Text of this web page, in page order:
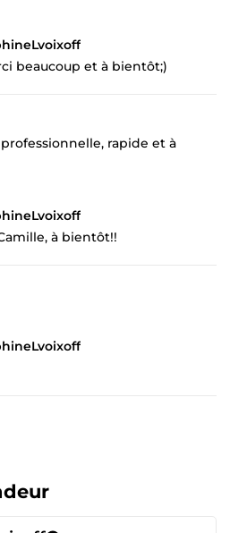
beaucoup et à bientôt;)
rapide et à
à bientôt!!